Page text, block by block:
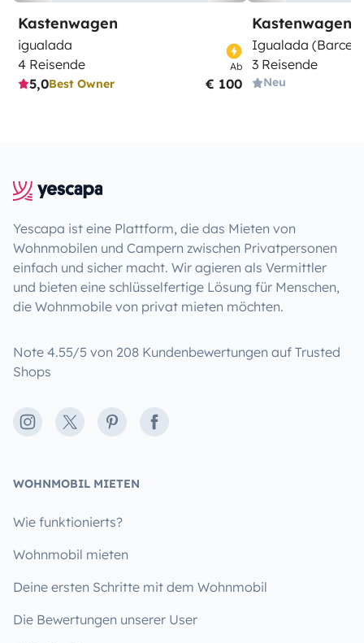
Kastenwagen
igualada
4 Reisende
5,0Best Owner
Ab
€ 100
Kastenwagen
Igualada
3 Reisende
Neu
Yescapa ist eine Plattform, die das Mieten von
Wohnmobilen und Campern zwischen Privatpersonen
einfach und sicher macht. Wir agieren als Vermittler
und bieten eine schlüsselfertige Lösung für Menschen,
die Wohnmobile von privat mieten möchten.
Note 4.55/5 von 208 Kundenbewertungen auf Trusted
Shops
Instagram
X PinterestFacebook
WOHNMOBIL MIETEN
Wie funktionierts?
Wohnmobil mieten
Deine ersten Schritte mit dem Wohnmobil
Die Bewertungen unserer User